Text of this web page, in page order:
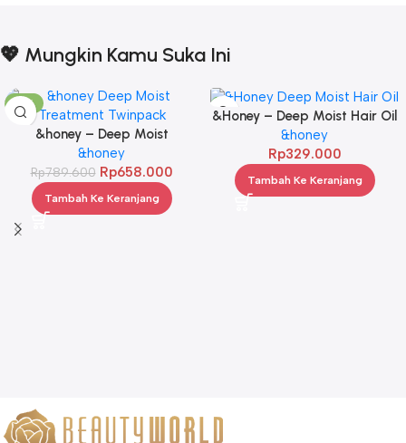
💖 Mungkin Kamu Suka Ini
-17%
&honey – Deep Moist
Treatment 445 g Twinpack
&honey
Rp789.600 Rp658.000
Tambah Ke Keranjang
&Honey – Deep Moist Hair Oil
3.0 100ml
&honey
Rp329.000
Tambah Ke Keranjang